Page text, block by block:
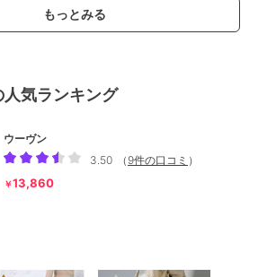
もっとみる
人気ランキング
ウーヴン
3.50
（ 9件の口コミ ）
￥13,860